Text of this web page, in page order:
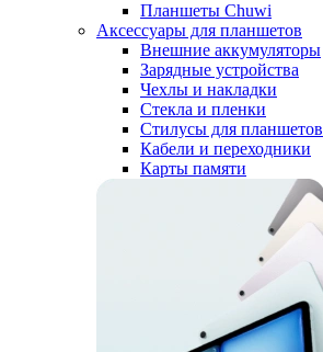
Планшеты Chuwi
Аксессуары для планшетов
Внешние аккумуляторы
Зарядные устройства
Чехлы и накладки
Стекла и пленки
Стилусы для планшетов
Кабели и переходники
Карты памяти